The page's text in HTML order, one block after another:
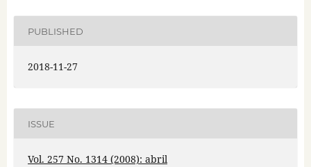
PUBLISHED
2018-11-27
ISSUE
Vol. 257 No. 1314 (2008): abril